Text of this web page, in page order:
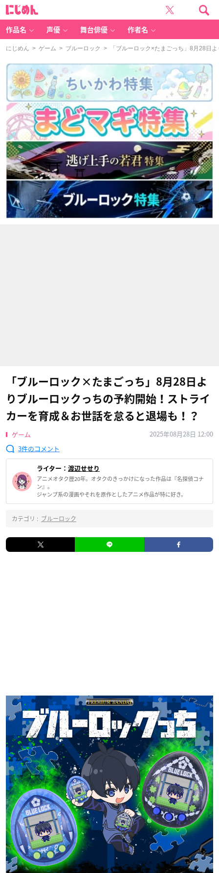
作品名 声優 舞台俳優 作者名
にじめん > ゲーム > ブルーロック > 「ブルーロック×たまごっち」8月28日
「ブルーロック×たまごっち」8月28日よ
りブルーロックっちの予約開始！ストライ
カーを育成＆お世話を怠ると退場も！？
ゲーム
2025年08月28日 12:00
3
ライター： 渡辺せせり
アニメオタク歴20年。オタクのきっかけになった作品は『名探偵コナ
ン』。
ジャンプ系の漫画やそれを原作としたアニメ作品が特に好き。
カテゴリ : ブルーロック